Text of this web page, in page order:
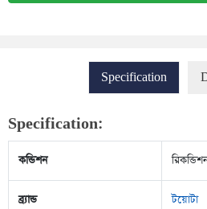
Specification
Specification:
কন্ডিশন
ব্র্যান্ড টয়োটা